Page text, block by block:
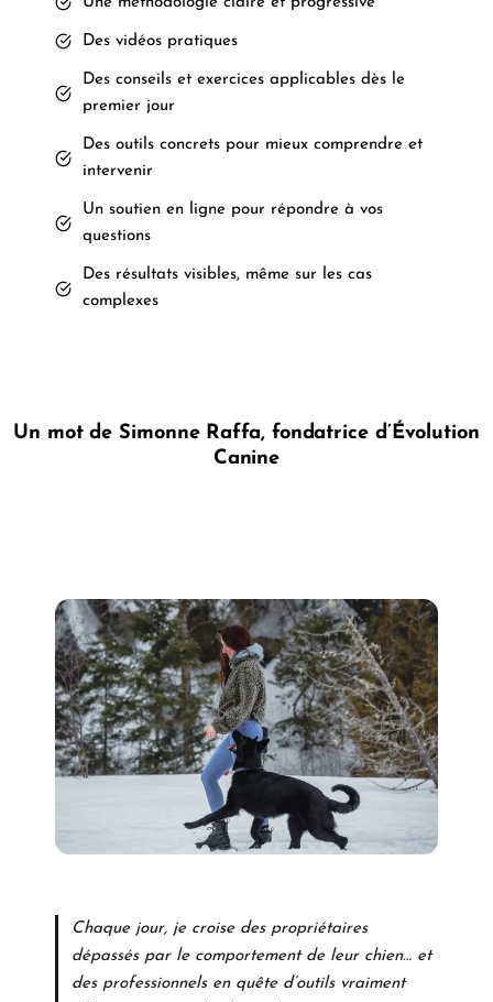
Des vidéos pratiques
Des conseils et exercices applicables dès le
premier jour
Des outils concrets pour mieux comprendre et
intervenir
Un soutien en ligne pour répondre à vos
questions
Des résultats visibles, même sur les cas
complexes
Un mot de Simonne Raffa, fondatrice d’Évolution
Canine
Chaque jour, je croise des propriétaires
dépassés par le comportement de leur chien… et
des professionnels en quête d’outils vraiment